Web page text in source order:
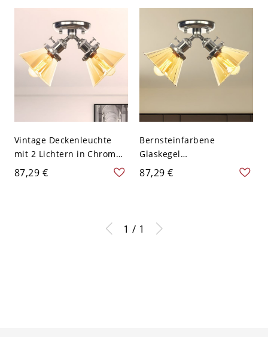
den Innenbereich
Vintage Deckenleuchte
mit 2 Lichtern in Chrom
und halbmontiertem
Bernstein-Glas
87,29 €
Bernsteinfarbene
Glaskegel
Halbflächenmontageleuch
te Lagerhaus 2 Lichter
Chrom
87,29 €
1 / 1